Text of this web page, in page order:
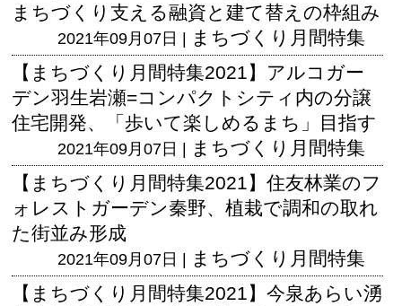
まちづくり支える融資と建て替えの枠組み
2021年09月07日 | まちづくり月間特集
【まちづくり月間特集2021】アルコガー
デン羽生岩瀬=コンパクトシティ内の分譲
住宅開発、「歩いて楽しめるまち」目指す
2021年09月07日 | まちづくり月間特集
【まちづくり月間特集2021】住友林業のフ
ォレストガーデン秦野、植栽で調和の取れ
た街並み形成
2021年09月07日 | まちづくり月間特集
【まちづくり月間特集2021】今泉あらい湧